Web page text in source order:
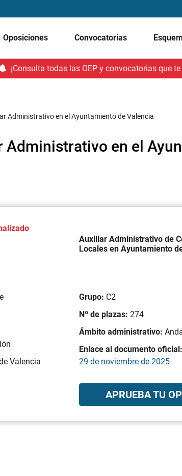
Oposiciones Convocatorias
¡Consulta todas las OEP y convocatorias que
Administrativo en el Ayuntamiento de Valencia
Administrativo en el
Auxiliar Administrativo de
Locales en Ayuntamiento
Valencia
Grupo: C2
Nº de plazas: 274
Ámbito administrativo:
Enlace al documento oficial:
29 de noviembre de 2025
APRUEBA TU